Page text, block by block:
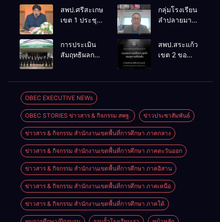
สพป.ศรีสะเกษ
เขต 1 ประชุม
จัดการ
แข่งขันงาน
ศิลปหัตถกรรม
74 ปีการ
ศึกษา 2569
กลุ่มโรงเรียน
ลำปลายมาศ
เคลื่อน RT,
NT, O-NET
การประเมิน
สัมฤทธิผลการ
ศึกษา
ตำแหน่ง รอง
ผู้อำนวยการ
สถานศึกษา
สพป.สระแก้ว
เขต 2 ขอ
OBEC EXECUTIVE NEWs
OBEC STORIES ข่าวสาร & กิจกรรม สพฐ. ข่าวประชาสัมพันธ์
ข่าวสาร & กิจกรรม สำนักงานเขตพื้นที่การศึกษา ภาคกลาง
ข่าวสาร & กิจกรรม สำนักงานเขตพื้นที่การศึกษา ภาคตะวันออก
ข่าวสาร & กิจกรรม สำนักงานเขตพื้นที่การศึกษา ภาคอิสาน
ข่าวสาร & กิจกรรม สำนักงานเขตพื้นที่การศึกษา ภาคเหนือ
ข่าวสาร & กิจกรรม สำนักงานเขตพื้นที่การศึกษา ภาคใต้